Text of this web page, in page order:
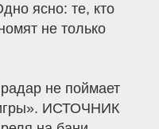
ясно: те, кто
не только
не поймает
ИСТОЧНИК